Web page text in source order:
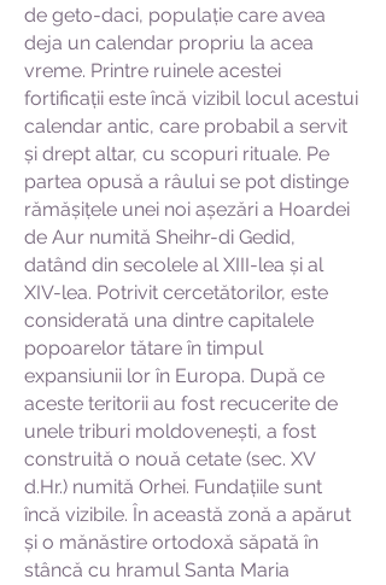
de geto-daci, populație care avea
deja un calendar propriu la acea
vreme. Printre ruinele acestei
fortificații este încă vizibil locul acestui
calendar antic, care probabil a servit
și drept altar, cu scopuri rituale. Pe
partea opusă a râului se pot distinge
rămășițele unei noi așezări a Hoardei
de Aur numită Sheihr-di Gedid,
datând din secolele al XIII-lea și al
XIV-lea. Potrivit cercetătorilor, este
considerată una dintre capitalele
popoarelor tătare în timpul
expansiunii lor în Europa. După ce
aceste teritorii au fost recucerite de
unele triburi moldovenești, a fost
construită o nouă cetate (sec. XV
d.Hr.) numită Orhei. Fundațiile sunt
încă vizibile. În această zonă a apărut
și o mănăstire ortodoxă săpată în
stâncă cu hramul Santa Maria